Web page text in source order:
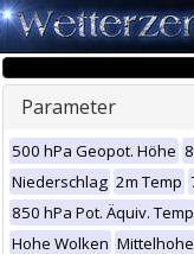
Parameter
500 hPa Geopot. Höhe
Niederschlag 2m Temp
850 hPa Pot. Äquiv. Temp
Hohe Wolken